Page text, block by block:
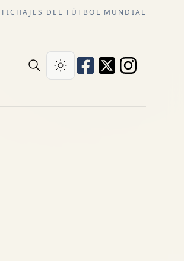
DEL FÚTBOL MUNDIAL